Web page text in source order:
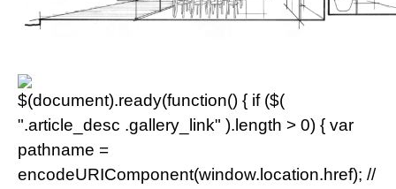
$(document).ready(function() { if ($(
".article_desc .gallery_link" ).length > 0) { var
pathname =
encodeURIComponent(window.location.href); //